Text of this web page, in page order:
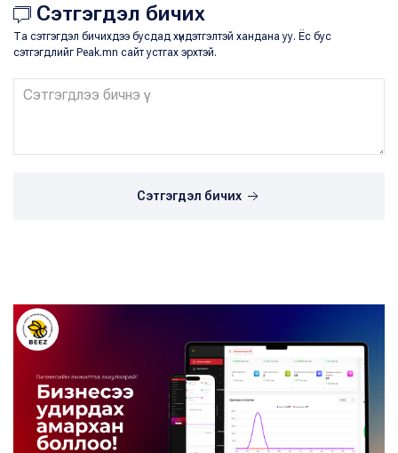
Сэтгэгдэл бичих
Та сэтгэгдэл бичихдээ бусдад хүндэтгэлтэй хандана уу. Ёс бус
сэтгэгдлийг Peak.mn сайт устгах эрхтэй.
Сэтгэгдэл бичих